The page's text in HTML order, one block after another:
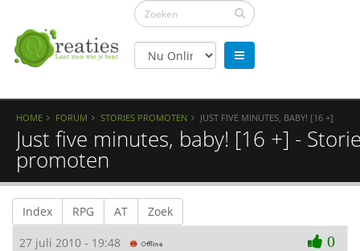
HOME FORUM STORIES PROMOTEN JUST FIVE MINUTES, BABY! [16 +]
Just five minutes, baby! [16 +] -
promoten
Index RPG AT Zoek
27 juli 2010 - 19:48 0